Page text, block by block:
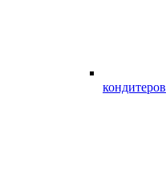
кондитеров